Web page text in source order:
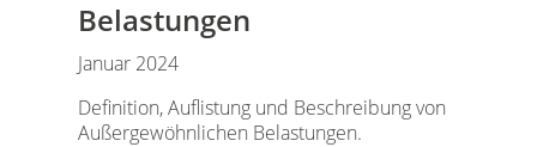
Belastungen
Januar 2024
Definition, Auflistung und Beschreibung von
Außergewöhnlichen Belastungen.